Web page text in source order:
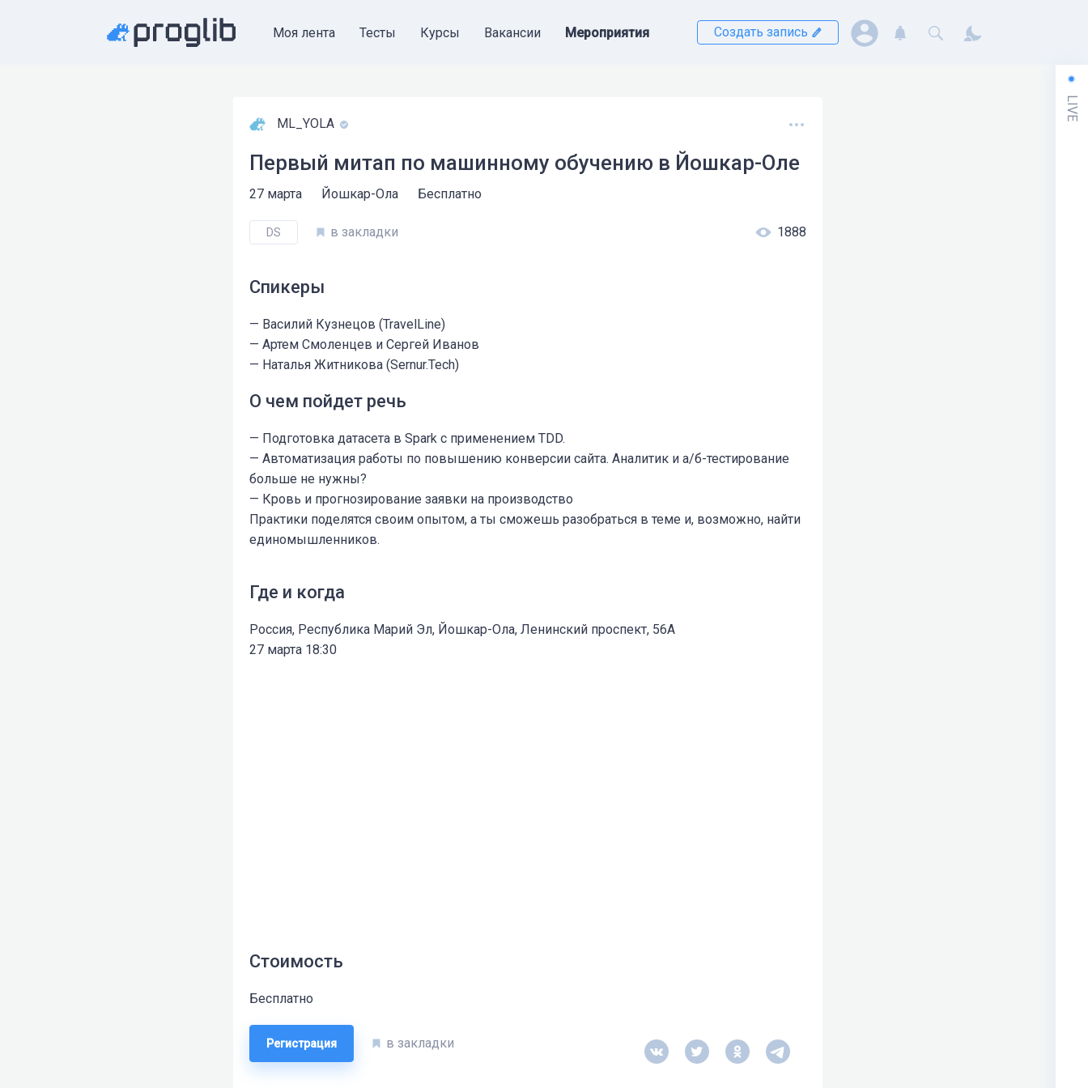
Моя лента Тесты Курсы Вакансии Мероприятия Создать запись
ML_YOLA
Первый митап по машинному обучению в Йошкар-Оле
27 марта Йошкар-Ола Бесплатно
DS 1888
Спикеры
— Василий Кузнецов (TravelLine)
— Артем Смоленцев и Сергей Иванов
— Наталья Житникова (Sernur.Tech)
О чем пойдет речь
— Подготовка датасета в Spark с применением TDD.
— Автоматизация работы по повышению конверсии сайта. Аналитик и а/б-тестирование
больше не нужны?
— Кровь и прогнозирование заявки на производство
Практики поделятся своим опытом, а ты сможешь разобраться в теме и, возможно, найти
единомышленников.
Где и когда
Россия, Республика Марий Эл, Йошкар-Ола, Ленинский проспект, 56А
27 марта 18:30
Стоимость
Бесплатно
Регистрация
LIVE